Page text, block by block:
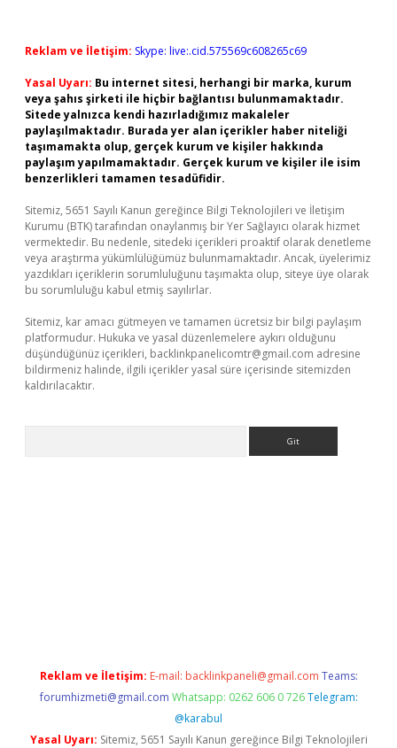
Reklam ve İletişim: Skype: live:.cid.575569c608265c69
Yasal Uyarı: Bu internet sitesi, herhangi bir marka, kurum
veya şahıs şirketi ile hiçbir bağlantısı bulunmamaktadır.
Sitede yalnızca kendi hazırladığımız makaleler
paylaşılmaktadır. Burada yer alan içerikler haber niteliği
taşımamakta olup, gerçek kurum ve kişiler hakkında
paylaşım yapılmamaktadır. Gerçek kurum ve kişiler ile isim
benzerlikleri tamamen tesadüfidir.
Sitemiz, 5651 Sayılı Kanun gereğince Bilgi Teknolojileri ve İletişim
Kurumu (BTK) tarafından onaylanmış bir Yer Sağlayıcı olarak hizmet
vermektedir. Bu nedenle, sitedeki içerikleri proaktif olarak denetleme
veya araştırma yükümlülüğümüz bulunmamaktadır. Ancak, üyelerimiz
yazdıkları içeriklerin sorumluluğunu taşımakta olup, siteye üye olarak
bu sorumluluğu kabul etmiş sayılırlar.
Sitemiz, kar amacı gütmeyen ve tamamen ücretsiz bir bilgi paylaşım
platformudur. Hukuka ve yasal düzenlemelere aykırı olduğunu
düşündüğünüz içerikleri, backlinkpanelicomtr@gmail.com adresine
bildirmeniz halinde, ilgili içerikler yasal süre içerisinde sitemizden
kaldırılacaktır.
Reklam ve İletişim: E-mail: backlinkpaneli@gmail.com Teams:
forumhizmeti@gmail.com Whatsapp: 0262 606 0 726 Telegram:
@karabul
Yasal Uyarı: Sitemiz, 5651 Sayılı Kanun gereğince Bilgi Teknolojileri